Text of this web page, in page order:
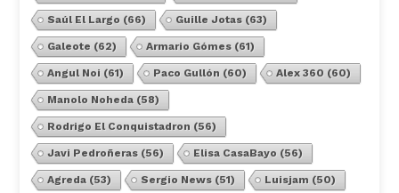
Saúl El Largo (66) Guille Jotas(63)
Galeote (62) Armario Gómes(61)
Angul Noi (61) Paco Gullón (60) Alex 360 (60)
Manolo Noheda(58)
Rodrigo El Conquistadron (56)
Javi Pedroñeras(56) Elisa CasaBayo (56)
Agreda(53) Sergio News(51) Luisjam (50)